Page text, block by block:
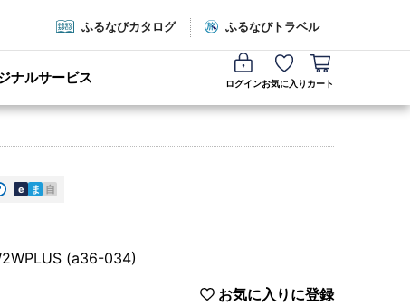
ふるなびカタログ ふるなびトラベル
ナルサービス ログインお気に入り カート
e ま 自
(a36-034)
お気に入りに登録